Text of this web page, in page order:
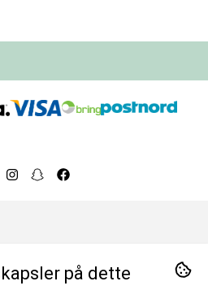
på dette